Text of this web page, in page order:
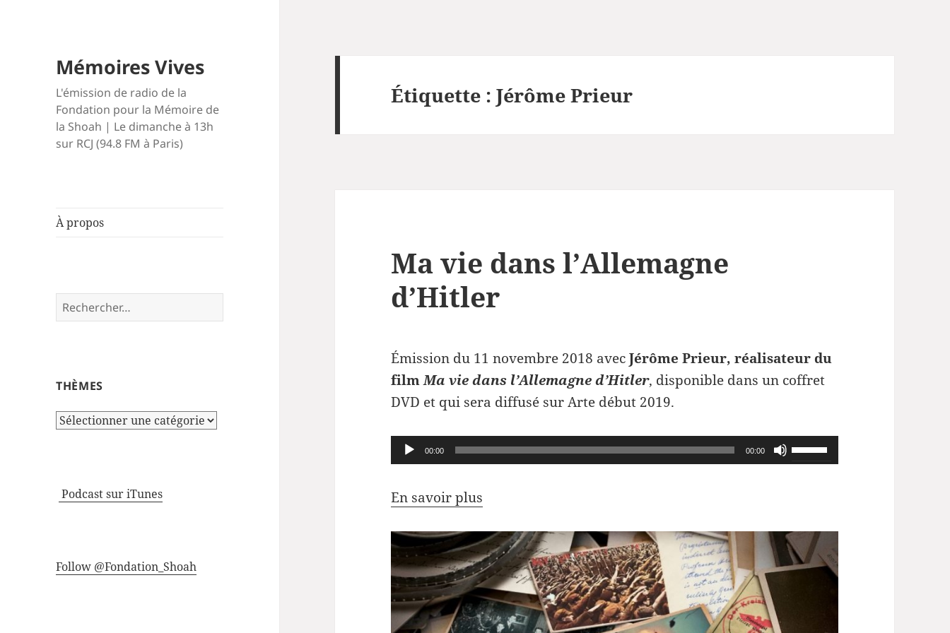
Mémoires Vives
L'émission de radio de la
Fondation pour la Mémoire de
la Shoah | Le dimanche à 13h
sur RCJ (94.8 FM à Paris)
À propos
Rechercher :
THÈMES
Thèmes
Podcast sur iTunes
Follow @Fondation_Shoah
Étiquette :Jérôme Prieur
Ma vie dans l’Allemagne
d’Hitler
Émission du 11 novembre 2018 avecJérôme Prieur, réalisateur du
filmMa vie dans l’Allemagne d’Hitler, disponible dans un coffret
DVD et qui sera diffusé sur Arte début 2019.
Lecteur
audio
00:00 00:00
Utilisez
les
pour
augmenter
En savoir plus